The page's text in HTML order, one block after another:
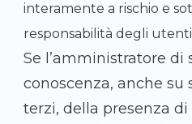
interamente a rischio e
responsabilità degli
Se l’amministratore di
conoscenza, anche su
terzi, della presenza